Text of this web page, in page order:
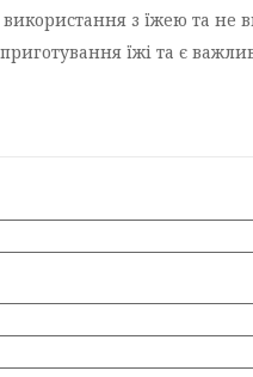
з їжею та не
приготування їжі та є